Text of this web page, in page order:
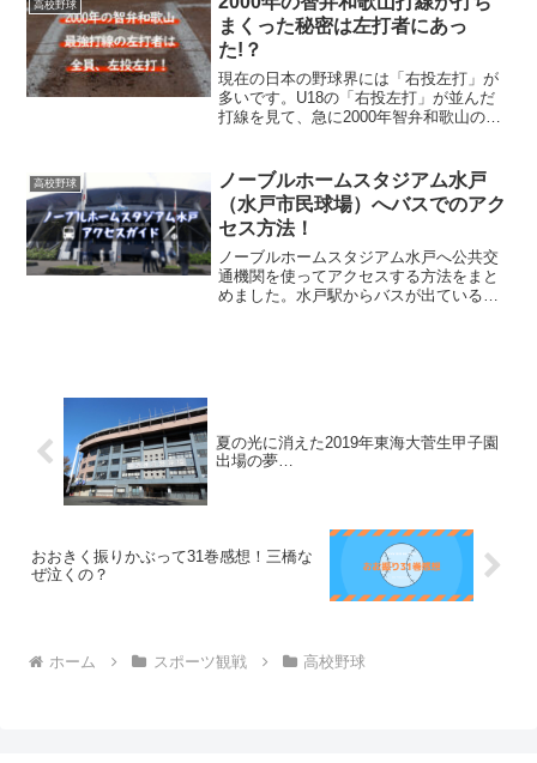
た！
高校野球
まくった秘密は左打者にあっ
た!？
現在の日本の野球界には「右投左打」が
多いです。U18の「右投左打」が並んだ
打線を見て、急に2000年智弁和歌山の強
高校野球
ノーブルホームスタジアム水戸
（水戸市民球場）へバスでのアク
セス方法！
ノーブルホームスタジアム水戸へ公共交
通機関を使ってアクセスする方法をまと
めました。水戸駅からバスが出ているの
夏の光に消えた2019年東海大菅生甲子園
出場の夢…
おおきく振りかぶって31巻感想！三橋な
ぜ泣くの？
ホーム スポーツ観戦 高校野球